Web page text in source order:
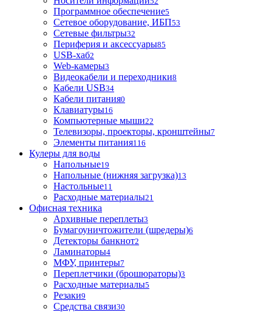
Программное обеспечение5
Сетевое оборудование, ИБП53
Сетевые фильтры32
Периферия и аксессуары85
USB-хаб2
Web-камеры3
Видеокабели и переходники8
Кабели USB34
Кабели питания0
Клавиатуры16
Компьютерные мыши22
Телевизоры, проекторы, кронштейны7
Элементы питания116
Кулеры для воды
Напольные19
Напольные (нижняя загрузка)13
Настольные11
Расходные материалы21
Офисная техника
Архивные переплеты3
Бумагоуничтожители (шредеры)6
Детекторы банкнот2
Ламинаторы4
МФУ, принтеры7
Переплетчики (брошюраторы)3
Расходные материалы5
Резаки9
Средства связи30